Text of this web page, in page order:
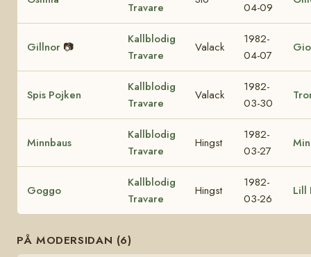
Travare
04-09
Gillnor 📷
Kallblodig
Travare
Valack
1982-
04-07
Spis Pojken
Kallblodig
Travare
Valack
1982-
03-30
Minnbaus
Kallblodig
Travare
Hingst
1982-
03-27
Goggo
Kallblodig
Travare
Hingst
1982-
03-26
Lill
PÅ MODERSIDAN (6)